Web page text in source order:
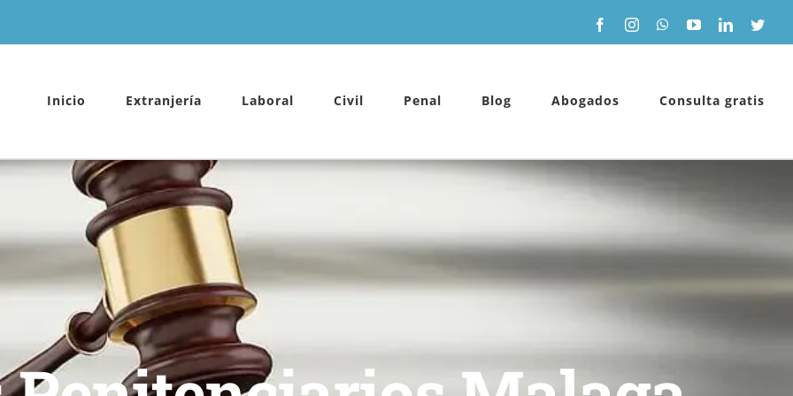
FacebookInstagramWhatsApp
YouTubeLinkedIn
Inicio Extranjería Laboral Civil Penal Blog Abogados Consulta gratis